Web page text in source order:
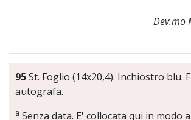
Dev.mo
95St. Foglio (14x20,4). Inchiostro blu.
autografa.
a Senza data. E' collocata qui in modo